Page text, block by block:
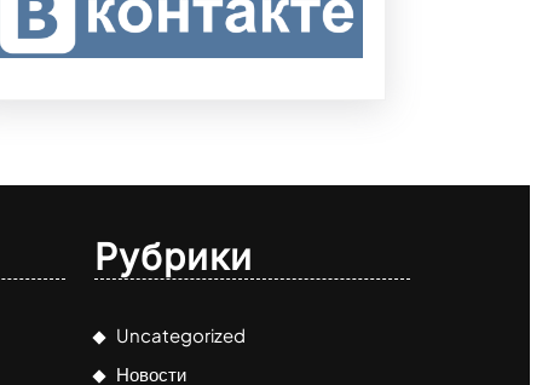
Рубрики
Uncategorized
Новости